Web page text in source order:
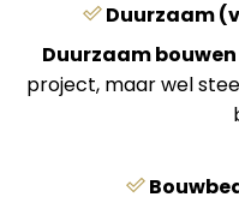
Duurzaam
Duurzaam bouwen
project, maar wel